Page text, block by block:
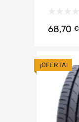
68,70 €
¡OFERTA!